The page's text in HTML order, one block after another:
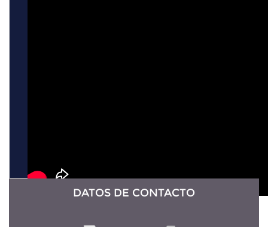
DATOS DE CONTACTO